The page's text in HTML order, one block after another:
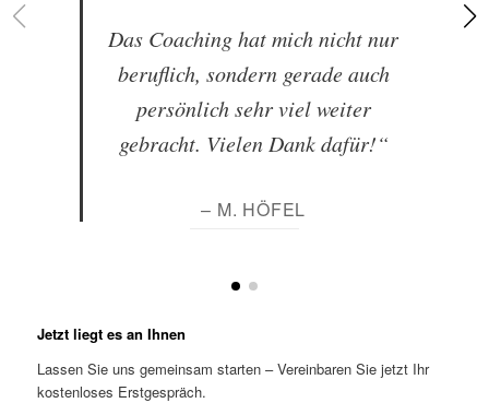
Das Coaching hat mich nicht nur
beruflich, sondern gerade auch
persönlich sehr viel weiter
gebracht. Vielen Dank dafür!“
– M. HÖFEL
Jetzt liegt es an Ihnen
Lassen Sie uns gemeinsam starten – Vereinbaren Sie jetzt Ihr
kostenloses Erstgespräch.